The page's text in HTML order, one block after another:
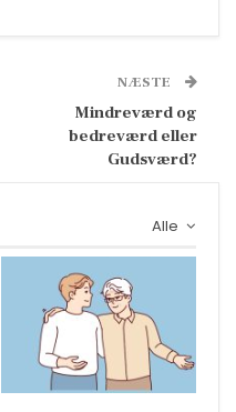
NÆSTE
Mindreværd og
bedreværd eller
Gudsværd?
Alle